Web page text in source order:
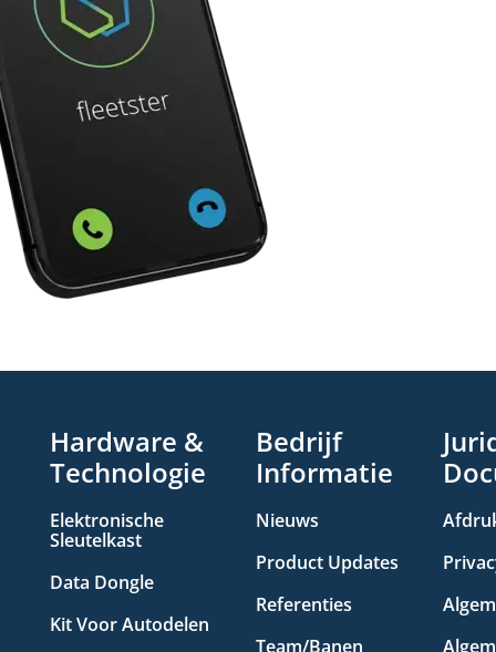
Hardware &
Technologie
Elektronische
Sleutelkast
Data Dongle
Kit Voor Autodelen
Bedrijf
Informatie
Nieuws
Product Updates
Referenties
Team/Banen